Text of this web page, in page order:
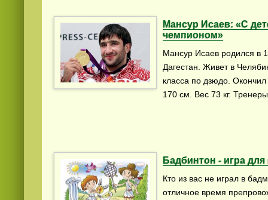
Мансур Исаев: «С
чемпионом»
Мансур Исаев родился в
Дагестан. Живет в
класса по дзюдо. Окончил
170 см. Вес 73 кг.
Бадбинтон - игра для
Кто из вас не играл в
отличное время